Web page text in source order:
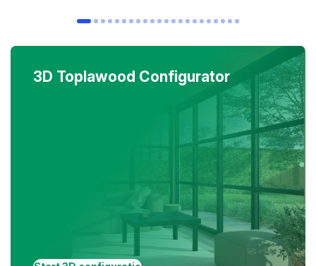
3D Toplawood Configurator